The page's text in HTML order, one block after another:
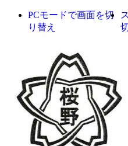
PCモードで画面を切
り替え